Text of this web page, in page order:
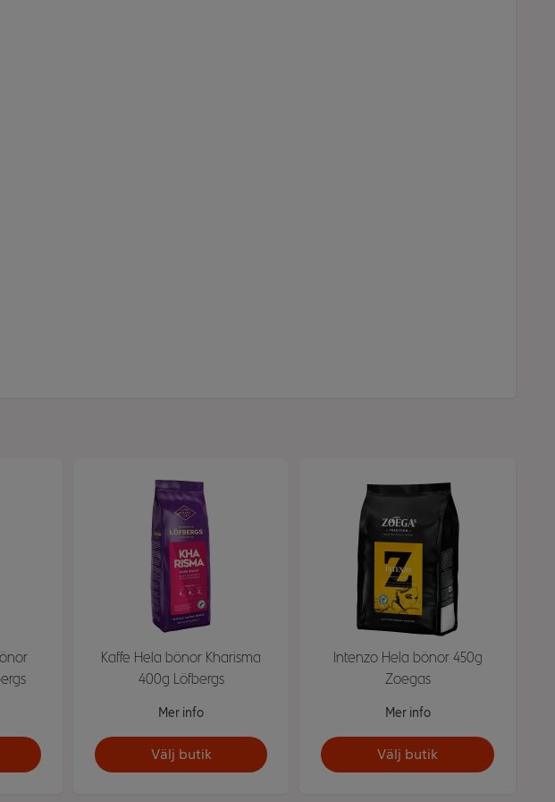
Kaffe Hela bönor Kharisma
400g Löfbergs
Mer info
Välj butik
Intenzo Hela bönor 450g
Zoegas
Mer info
Välj butik